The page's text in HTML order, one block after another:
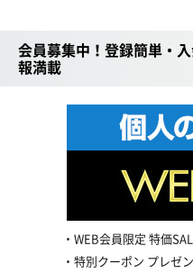
会員募集中！登録簡単・
報満載
WEB会員限定 特価
特別クーポン プレゼ